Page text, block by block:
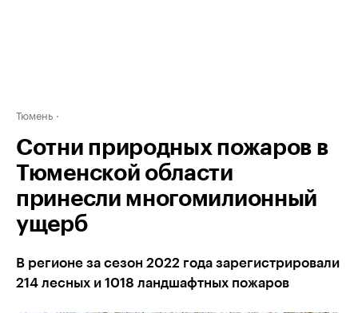
Тюмень
Сотни природных пожаров в
Тюменской области
принесли многомилионный
ущерб
В регионе за сезон 2022 года зарегистрировали
214 лесных и 1018 ландшафтных пожаров